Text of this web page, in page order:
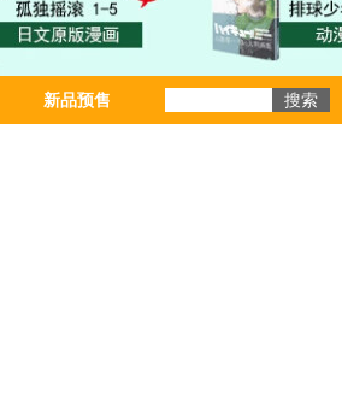
新品预售